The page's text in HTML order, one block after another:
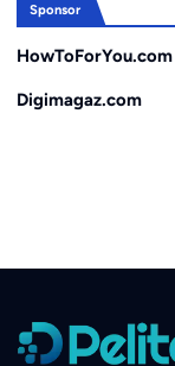
Sponsor
HowToForYou.com
Digimagaz.com